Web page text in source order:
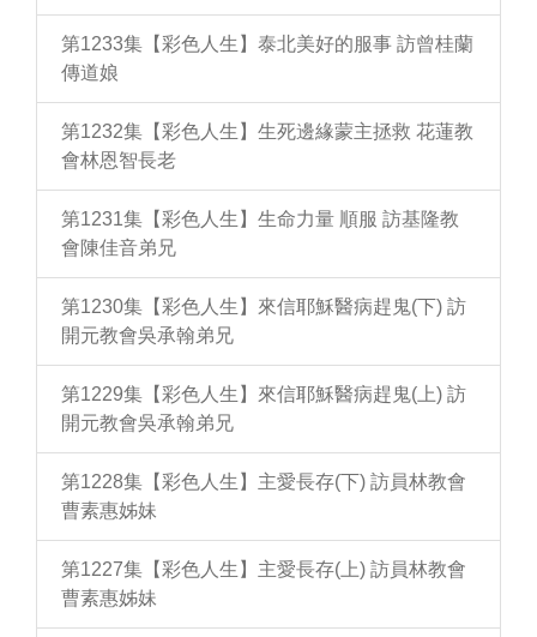
第1233集【彩色人生】泰北美好的服事 訪曾桂蘭
傳道娘
第1232集【彩色人生】生死邊緣蒙主拯救 花蓮教
會林恩智長老
第1231集【彩色人生】生命力量 順服 訪基隆教
會陳佳音弟兄
第1230集【彩色人生】來信耶穌醫病趕鬼(下) 訪
開元教會吳承翰弟兄
第1229集【彩色人生】來信耶穌醫病趕鬼(上) 訪
開元教會吳承翰弟兄
第1228集【彩色人生】主愛長存(下) 訪員林教會
曹素惠姊妹
第1227集【彩色人生】主愛長存(上) 訪員林教會
曹素惠姊妹